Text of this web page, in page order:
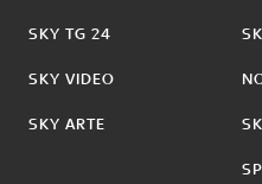
SKY TG 24
SKY VIDEO
SKY ARTE